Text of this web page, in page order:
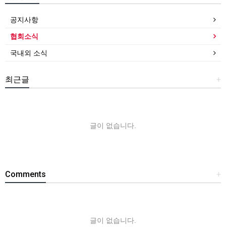
공지사항
협회소식
국내외 소식
+
최근글
글이 없습니다.
+
Comments
글이 없습니다.